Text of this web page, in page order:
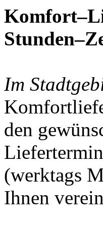
Im
den
(werktags
Ihnen